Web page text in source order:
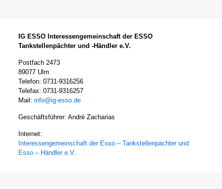
IG ESSO Interessengemeinschaft der ESSO
Tankstellenpächter und -Händler e.V.
Postfach 2473
89077 Ulm
Telefon: 0731-9316256
Telefax: 0731-9316257
Mail: info@ig-esso.de
Geschäftsführer: André Zacharias
Internet:
Interessengemeinschaft der Esso – Tankstellenpächter und
Esso – Händler e.V.